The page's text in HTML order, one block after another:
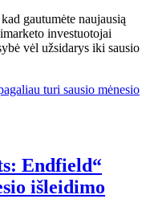
gautumėte naujausią
investuotojai
vėl užsidarys iki sausio
Endfield“
išleidimo